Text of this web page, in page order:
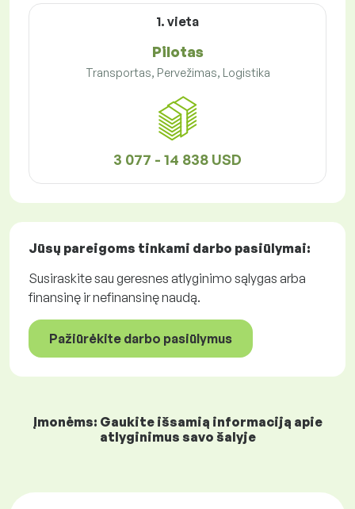
1. vieta
Pilotas
Transportas, Pervežimas, Logistika
3 077 - 14 838 USD
Jūsų pareigoms tinkami darbo pasiūlymai:
Susiraskite sau geresnes atlyginimo sąlygas arba
finansinę ir nefinansinę naudą.
Pažiūrėkite darbo pasiūlymus
Įmonėms: Gaukite išsamią informaciją apie
atlyginimus savo šalyje